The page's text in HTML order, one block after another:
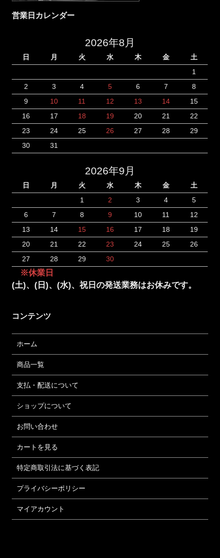
営業日カレンダー
2026年8月
日 月 火 水 木 金
土
1
2
3 4 5 6 7
8
9
10 11 12 13 14
15
16
17 18 19 20 21
22
23
24 25 26 27 28
29
30
31
2026年9月
日 月 火 水 木 金
土
1
2 3 4
5
6
7 8 9 10 11
12
13
14 15 16 17 18
19
20
21 22 23 24 25
26
27
28 29 30
※休業日
(土)、(日)、(水)、祝日の発送業務はお休みです。
コンテンツ
ホーム
商品一覧
支払・配送について
ショップについて
お問い合わせ
カートを見る
特定商取引法に基づく表記
プライバシーポリシー
マイアカウント